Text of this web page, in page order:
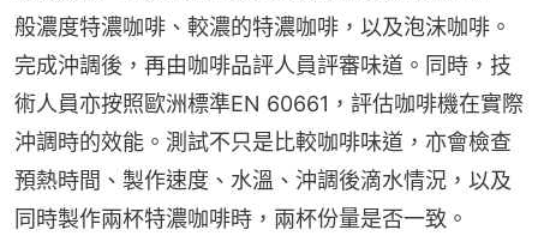
般濃度特濃咖啡、較濃的特濃咖啡，以及泡沫咖啡。
完成沖調後，再由咖啡品評人員評審味道。同時，技
術人員亦按照歐洲標準EN 60661，評估咖啡機在實際
沖調時的效能。測試不只是比較咖啡味道，亦會檢查
預熱時間、製作速度、水溫、沖調後滴水情況，以及
同時製作兩杯特濃咖啡時，兩杯份量是否一致。